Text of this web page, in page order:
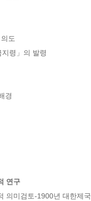
도
령」의 발령
경
연구
의미검토-1900년 대한